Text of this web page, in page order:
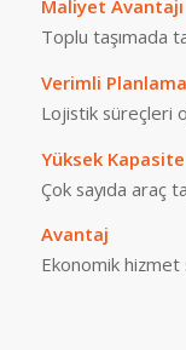
Maliyet Avantajı
Toplu taşımada
Verimli Planlama
Lojistik süreçleri
Yüksek Kapasite
Çok sayıda araç
Avantaj
Ekonomik hizmet